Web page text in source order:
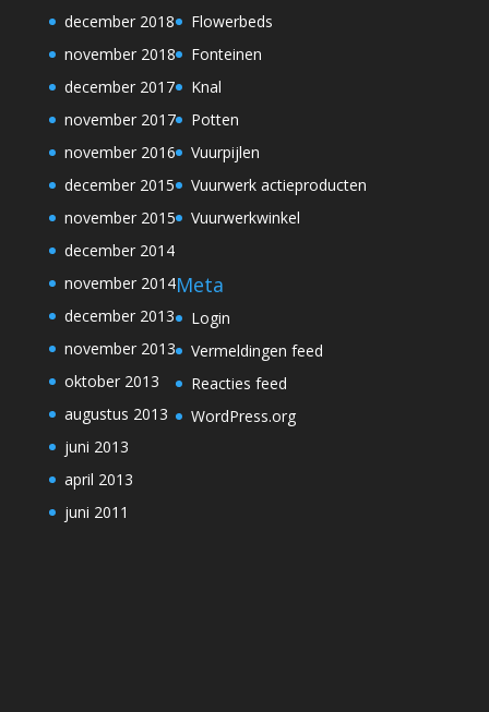
december 2018
november 2018
december 2017
november 2017
november 2016
december 2015
november 2015
december 2014
november 2014
december 2013
november 2013
oktober 2013
augustus 2013
juni 2013
april 2013
juni 2011
Flowerbeds
Fonteinen
Knal
Potten
Vuurpijlen
Vuurwerk actieproducten
Vuurwerkwinkel
Meta
Login
Vermeldingen feed
Reacties feed
WordPress.org